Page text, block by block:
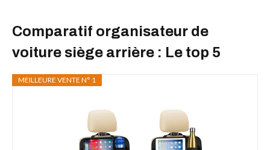
Comparatif organisateur de
voiture siège arrière : Le top 5
MEILLEURE VENTE N° 1